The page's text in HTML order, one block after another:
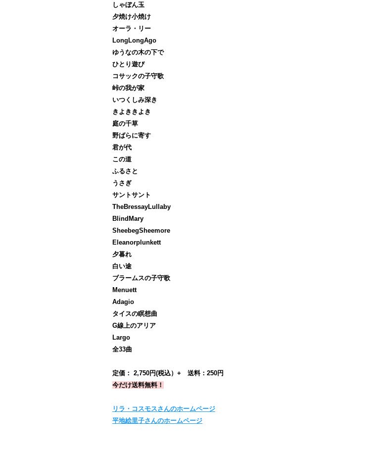
しゃぼん玉
夕焼け小焼け
オーラ・リー
LongLongAgo
ゆうなの木の下で
ひとり遊び
コサックの子守歌
峠の我が家
いつくしみ深き
きよききよき
庭の千草
野ばらに寄す
君が代
この道
ふるさと
うさぎ
サントサント
TheBressayLullaby
BlindMary
SheebegSheemore
Eleanorplunkett
夕暮れ
白い途
ブラームスの子守歌
Menuett
Adagio
タイスの瞑想曲
G線上のアリア
Largo
全33曲
定価： 2,750円(税込）+ 送料：250円
今だけ送料無料！
リラ・コスモスさんのホームページ
平地絵里子さんのホームページ